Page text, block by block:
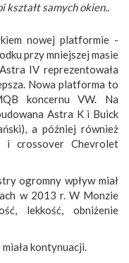
kształt samych okien..
nowej platformie -
przy mniejszej masie
IV reprezentowała
Nowa platforma to
koncernu VW. Na
Astra K i Buick
a później również
i crossover Chevrolet
ogromny wpływ miał
w 2013 r. W Monzie
lekkość, obniżenie
kontynuacji.